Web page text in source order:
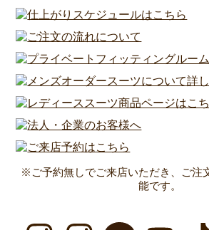
※ご予約無しでご来店いただき、ご注
能です。